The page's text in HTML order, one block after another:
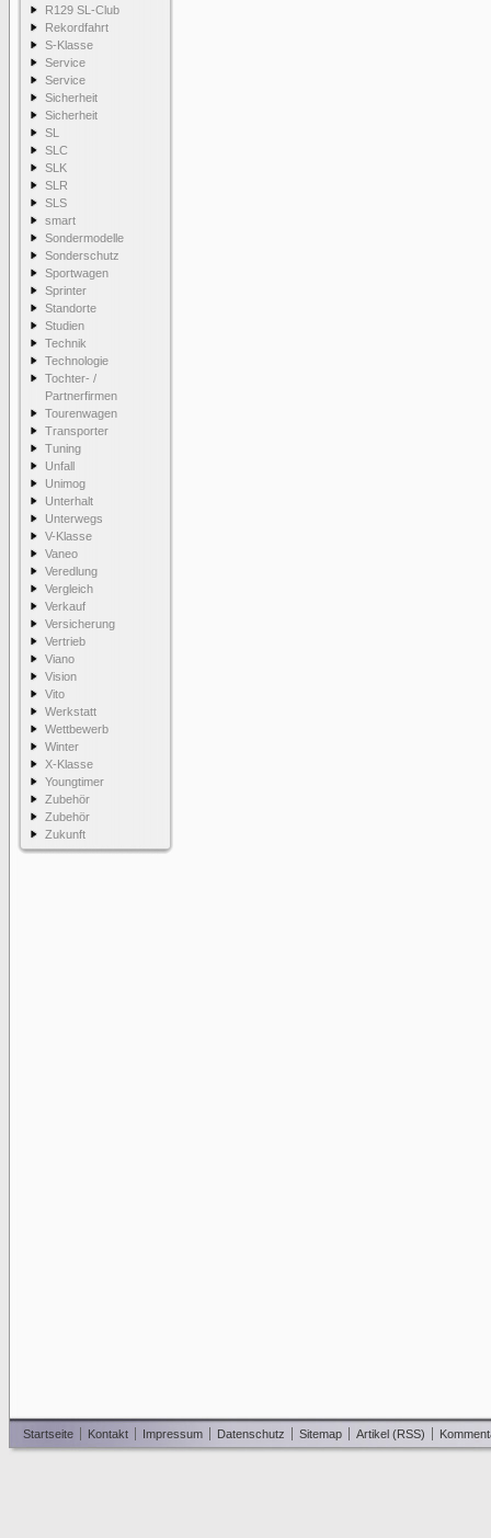
R129 SL-Club
Rekordfahrt
S-Klasse
Service
Service
Sicherheit
Sicherheit
SL
SLC
SLK
SLR
SLS
smart
Sondermodelle
Sonderschutz
Sportwagen
Sprinter
Standorte
Studien
Technik
Technologie
Tochter- /
Partnerfirmen
Tourenwagen
Transporter
Tuning
Unfall
Unimog
Unterhalt
Unterwegs
V-Klasse
Vaneo
Veredlung
Vergleich
Verkauf
Versicherung
Vertrieb
Viano
Vision
Vito
Werkstatt
Wettbewerb
Winter
X-Klasse
Youngtimer
Zubehör
Zubehör
Zukunft
Startseite Kontakt Impressum Datenschutz Sitemap Artikel (RSS)